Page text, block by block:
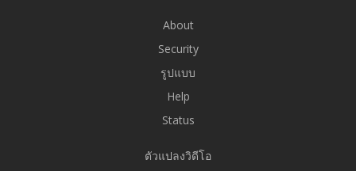
About
Security
รูปแบบ
Help
Status
ตัวแปลงวิดีโอ